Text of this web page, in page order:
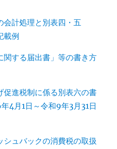
会計処理と別表四・五
載例
関する届出書」等の書き方
促進税制に係る別表六の書
4月1日～令和9年3月31日
シュバックの消費税の取扱